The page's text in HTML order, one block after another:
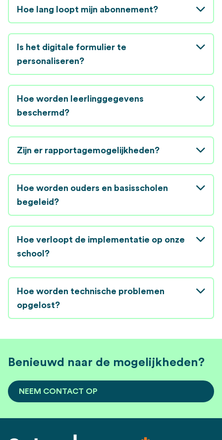
Hoe lang loopt mijn abonnement?
Is het digitale formulier te
personaliseren?
Hoe worden leerlinggegevens
beschermd?
Zijn er rapportagemogelijkheden?
Hoe worden ouders en basisscholen
begeleid?
Hoe verloopt de implementatie op onze
school?
Hoe worden technische problemen
opgelost?
Benieuwd naar de mogelijkheden?
NEEM CONTACT OP